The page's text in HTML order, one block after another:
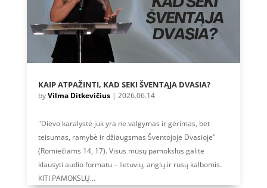
KAIP ATPAŽINTI, KAD SEKI ŠVENTĄJA DVASIA?
byVilma Ditkevičius| 2026.06.14
"Dievo karalystė juk yra ne valgymas ir gėrimas, bet
teisumas, ramybė ir džiaugsmas Šventojoje Dvasioje"
(Romiečiams 14, 17). Visus mūsų pamokslus galite
klausyti audio formatu – lietuvių, anglų ir rusų kalbomis.
KITI PAMOKSLŲ...